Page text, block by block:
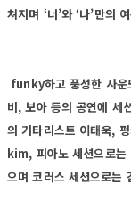
쳐지며 ‘너’와 ‘나’만의
funky하고 풍성한 사운
비, 보아 등의 공연에 세
의 기타리스트 이태욱,
kim, 피아노 세션으로는
으며 코러스 세션으로는